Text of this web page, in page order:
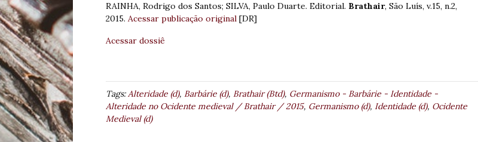
RAINHA, Rodrigo dos Santos; SILVA, Paulo Duarte. Editorial. Brathair, São Luís, v.15, n.2,
2015. Acessar publicação original [DR]
Acessar dossiê
Tags:Alteridade (d), Barbárie (d), Brathair (Btd), Germanismo - Barbárie - Identidade -
Alteridade no Ocidente medieval / Brathair / 2015, Germanismo (d), Identidade (d), Ocidente
Medieval (d)